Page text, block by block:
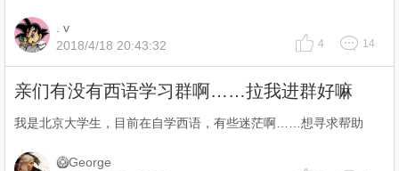
. v
2018/4/18 20:43:32
4 14
亲们有没有西语学习群啊……拉我进群好嘛
我是北京大学生，目前在自学西语，有些迷茫啊……想寻求帮助
🥝George